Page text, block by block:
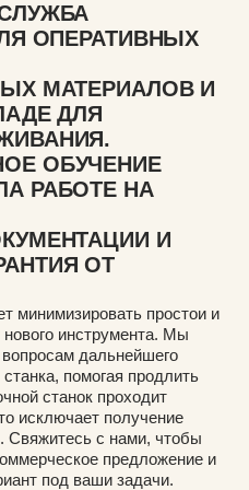
ОПЕРАТИВНЫХ
МАТЕРИАЛОВ И
ДЛЯ
ОБУЧЕНИЕ
РАБОТЕ НА
И
ОТ
минимизировать простои и
нового инструмента. Мы
дальнейшего
помогая продлить
станок проходит
исключает получение
Свяжитесь с нами, чтобы
предложение и
под ваши задачи.